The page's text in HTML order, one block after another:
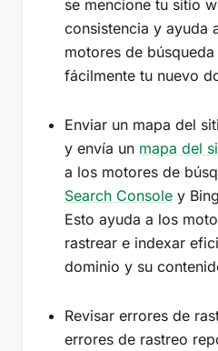
se mencione tu sitio
consistencia y ayuda
motores de
fácilmente tu nuevo
Enviar un mapa del
y envía un mapa del
a los motores de
Search Console y
Esto ayuda a los
rastrear e indexar
dominio y su
Revisar errores de
errores de rastreo